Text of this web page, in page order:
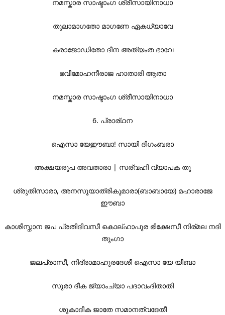
നമസ്കാര സാഷ്ടാംഗ ശ്രീസായിനാധാ
തുലാമാഗതോ മാഗണേ ഏകധ്യാവേ
കരാജോഡിതോ ദീന അത്യംത ഭാവേ
ഭവീമോഹനീരാജ ഹാതാരി ആതാ
നമസ്കാര സാഷ്ടാംഗ ശ്രീസായിനാധാ
6. പ്രാര്ഥന
ഐസാ യേ‌ഈബാ! സായി ദിഗംബരാ
അക്ഷയരൂപ അവതാരാ | സര്വഹി വ്യാപക തൂ
ശ്രുതിസാരാ, അനസൂയാത്രികുമാരാ(ബാബായേ) മഹാരാജേ
ഈബാ
കാശീസ്നാന ജപ പ്രതിദിവസീ കൊല്ഹാപുര ഭിക്ഷേസീ നിര്മല നദി
തുംഗാ
ജലപ്രാസീ, നിദ്രാമാഹുരദേശീ ഐസാ യേ യീബാ
സുരാ ദീക ജ്യാംച്യാ പദാവംദിതാതി
ശുകാദീക ജാതേ സമാനത്വദേതീ